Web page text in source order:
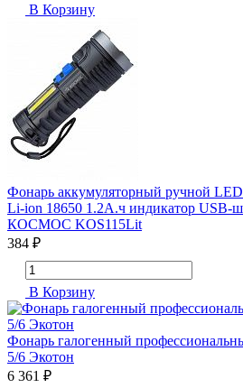
В Корзину
Фонарь аккумуляторный ручной
Li-ion 18650 1.2А.ч индикатор USB-
КОСМОС KOS115Lit
384 ₽
В Корзину
Фонарь галогенный
5/6 Экотон
6 361 ₽